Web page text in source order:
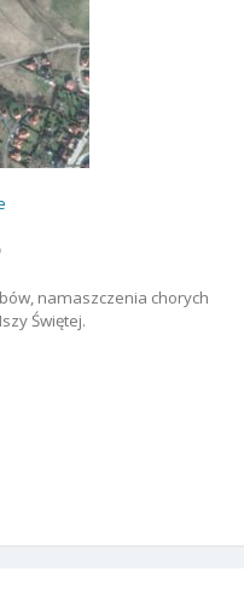
namaszczenia chorych
Świętej.